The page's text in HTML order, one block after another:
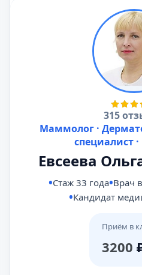
315
Маммолог ·
специалист
Евсеева
Стаж 33 года Врач
Кандидат
Приём в
3200